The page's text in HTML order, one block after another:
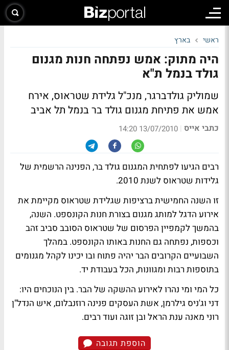
ראשי בארץ
היה מתוק: אמש נפתחה חנות מגנום
גולד בנמל ת"א
שמוליק גולדברגר, מנכ"ל גלידת שטראוס, אירח
אמש את פתיחת מגנום גולד בר בנמל תל אביב
כתבי אייס |
13/07/2010 14:20
רבים הגיעו לפתחית המגנום גולד בר, הפנינה הרשמית של
גלידות שטראוס לשנת 2010.
זו השנה החמישית ברציפות שגלידת שטראוס מקיימת את
אירוע הדגל למותג מגנום בצורת חנות הקונספט. השנה,
בהמשך לקמפיין הפרסום של שטראוס הסובב סביב זהב
וכספות, נפתחה גם החנות באותו הקונספט. במהלך
השבועיים הקרובים הבר יהיה פתוח ובו יכינו לקהל מגנומים
בתוספות רבות ומגוונות, הכל בעבודת יד.
כל המי ומי נהרו לאירוע ההשקה של הבר. בין הנוכחים היו:
דני וג'ניס גילרמן, אשת העסקים פנינה רוזנבלום, איש הנדל"ן
רוני מאנה ענת הראל ובן זוגה ועוד רבים.
הוספת תגובה